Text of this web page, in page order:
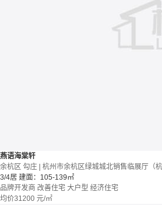
燕语海棠轩
余杭区 勾庄 | 杭州市余杭区绿城城北销售临展厅（
3/4居 建面：105-139㎡
品牌开发商 改善住宅 大户型 经济住宅
均价31200 元/㎡